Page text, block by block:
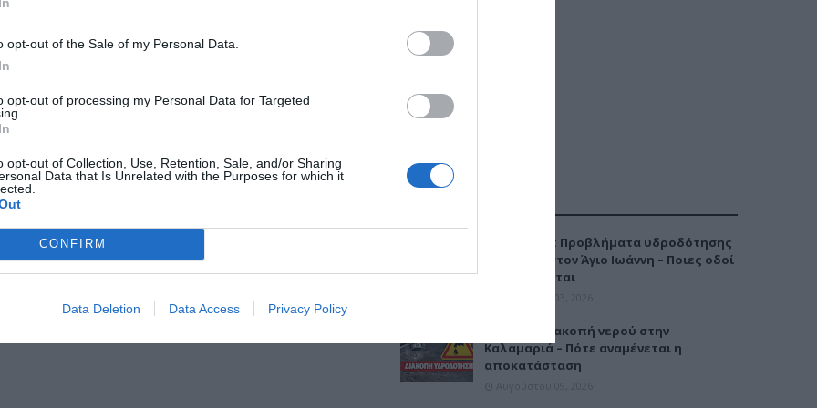
opt-out of the Sale of my Personal Data.
opt-out of processing my Personal Data for Targeted
opt-out of Collection, Use, Retention, Sale, and/or Sharing
Data that Is Unrelated with the Purposes for which it
CONFIRM
Data Deletion Data Access Privacy Policy
αλλεργία σε έξαρση, πάσχουν από κάποιο
Crohn κτλ) και οι γυναίκες κατά τη
(6) μήνες βελονισμό, μικροεπεμβάσεις,
νοσήματα τους τελευταίους 6 μήνες
από λοίμωξη
επέμβαση
παρευρίσκεται γιατρός που έχει την
ο πλέον αρμόδιος για να απαντήσει σε
Καλαμαριά: Προβλήματα υδροδότησης
την Τρίτη στον Άγιο Ιωάννη – Ποιες οδοί
επηρεάζονται
Έκτακτη διακοπή νερού στην
Καλαμαριά – Πότε αναμένεται η
αποκατάσταση